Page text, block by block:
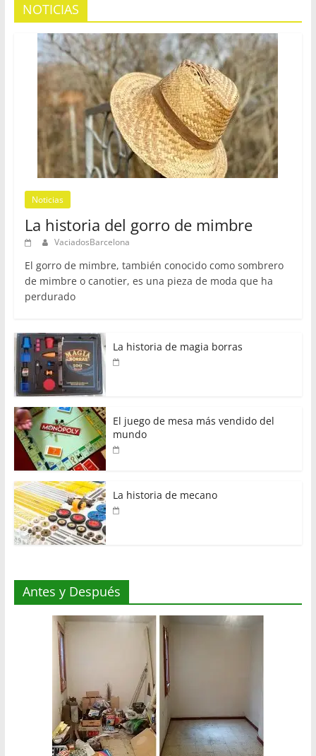
NOTICIAS
Noticias
La historia del gorro de mimbre
VaciadosBarcelona
El gorro de mimbre, también conocido como sombrero
de mimbre o canotier, es una pieza de moda que ha
perdurado
La historia de magia borras
El juego de mesa más vendido del
mundo
La historia de mecano
Antes y Después